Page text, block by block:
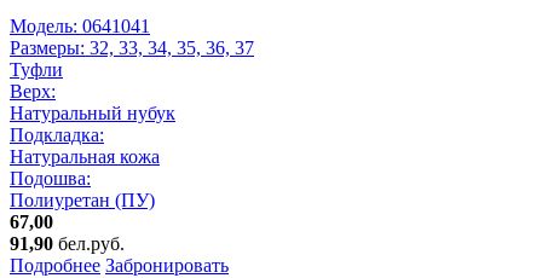
Модель: 0641041
Размеры: 32, 33, 34, 35, 36, 37
Туфли
Верх:
Натуральный нубук
Подкладка:
Натуральная кожа
Подошва:
Полиуретан (ПУ)
67,00
91,90 бел.руб.
Подробнее Забронировать